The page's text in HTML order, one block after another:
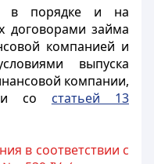
в порядке и на
договорами займа
компанией и
выпуска
компании,
со статьей 13
в соответствии с